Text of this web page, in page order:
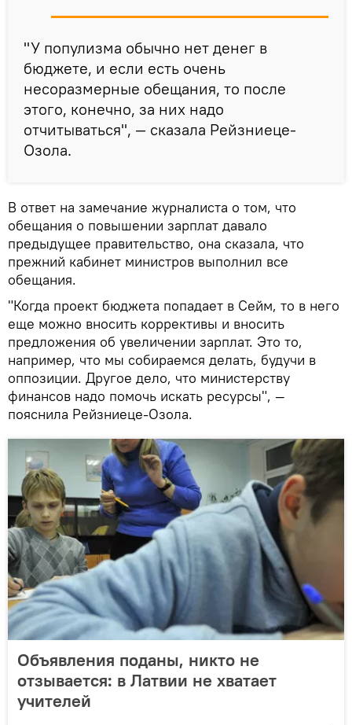
"У популизма обычно нет денег в
бюджете, и если есть очень
несоразмерные обещания, то после
этого, конечно, за них надо
отчитываться", — сказала Рейзниеце-
Озола.
В ответ на замечание журналиста о том, что
обещания о повышении зарплат давало
предыдущее правительство, она сказала, что
прежний кабинет министров выполнил все
обещания.
"Когда проект бюджета попадает в Сейм, то в него
еще можно вносить коррективы и вносить
предложения об увеличении зарплат. Это то,
например, что мы собираемся делать, будучи в
оппозиции. Другое дело, что министерству
финансов надо помочь искать ресурсы", —
пояснила Рейзниеце-Озола.
Объявления поданы, никто не
отзывается: в Латвии не хватает
учителей